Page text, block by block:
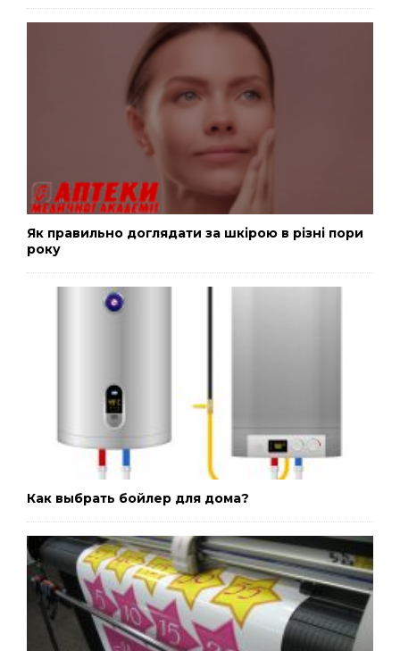
Як правильно доглядати за шкірою в різні пори
року
Как выбрать бойлер для дома?